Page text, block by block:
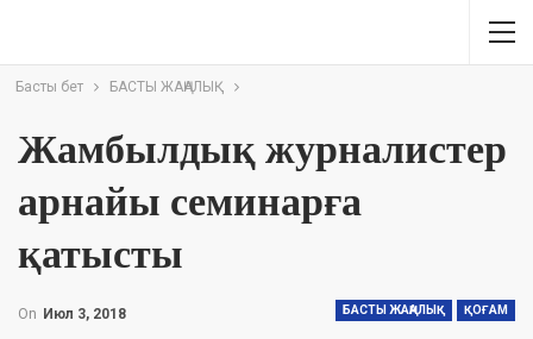
Басты бет БАСТЫ ЖАҢАЛЫҚ
Жамбылдық журналистер
арнайы семинарға
қатысты
БАСТЫ ЖАҢАЛЫҚ ҚОҒАМ
On Июл 3, 2018